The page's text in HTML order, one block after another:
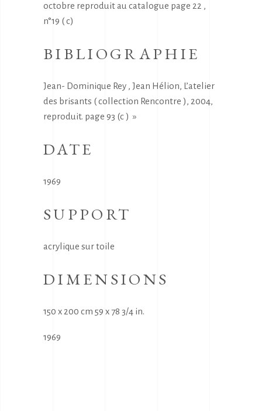
octobre reproduit au catalogue page 22 ,
n°19 ( c)
BIBLIOGRAPHIE
Jean- Dominique Rey , Jean Hélion, L’atelier
des brisants ( collection Rencontre ), 2004,
reproduit. page 93 (c ) »
DATE
1969
SUPPORT
acrylique sur toile
DIMENSIONS
150 x 200 cm 59 x 78 3/4 in.
1969